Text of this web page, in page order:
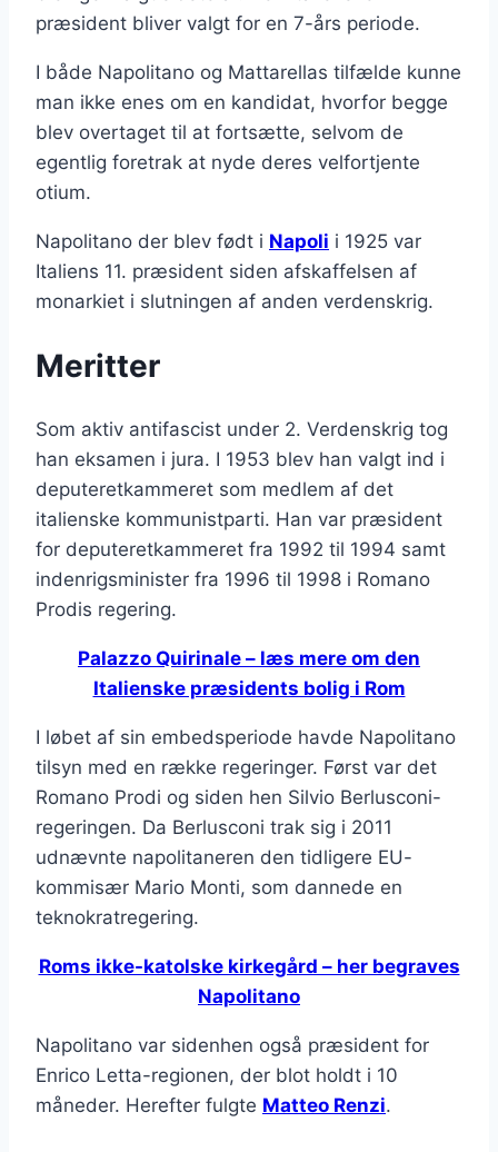
præsident bliver valgt for en 7-års periode.
I både Napolitano og Mattarellas tilfælde kunne
man ikke enes om en kandidat, hvorfor begge
blev overtaget til at fortsætte, selvom de
egentlig foretrak at nyde deres velfortjente
otium.
Napolitano der blev født i Napoli i 1925 var
Italiens 11. præsident siden afskaffelsen af ​​
monarkiet i slutningen af ​​anden verdenskrig.
Meritter
Som aktiv antifascist under 2. Verdenskrig tog
han eksamen i jura. I 1953 blev han valgt ind i
deputeretkammeret som medlem af det
italienske kommunistparti. Han var præsident
for deputeretkammeret fra 1992 til 1994 samt
indenrigsminister fra 1996 til 1998 i Romano
Prodis regering.
Palazzo Quirinale – læs mere om den
Italienske præsidents bolig i Rom
I løbet af sin embedsperiode havde Napolitano
tilsyn med en række regeringer. Først var det
Romano Prodi og siden hen Silvio Berlusconi-
regeringen. Da Berlusconi trak sig i 2011
udnævnte napolitaneren den tidligere EU-
kommisær Mario Monti, som dannede en
teknokratregering.
Roms ikke-katolske kirkegård – her begraves
Napolitano
Napolitano var sidenhen også præsident for
Enrico Letta-regionen, der blot holdt i 10
måneder. Herefter fulgte Matteo Renzi.